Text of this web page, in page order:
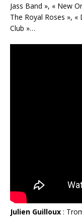
Jass Band », « New
The Royal Roses »,
Club »…
Julien Guilloux :